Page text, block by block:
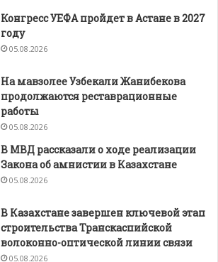
Конгресс УЕФА пройдет в Астане в 2027
году
05.08.2026
На мавзолее Узбекали Жанибекова
продолжаются реставрационные
работы
05.08.2026
В МВД рассказали о ходе реализации
Закона об амнистии в Казахстане
05.08.2026
В Казахстане завершен ключевой этап
строительства Транскаспийской
волоконно-оптической линии связи
05.08.2026